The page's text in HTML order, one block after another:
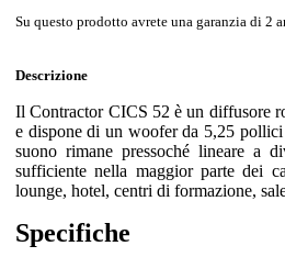
Su questo prodotto avrete una garanzia di 2
Descrizione
Il Contractor CICS 52 è un diffusore
e dispone di un woofer da 5,25
suono rimane pressoché lineare a
sufficiente nella maggior parte dei
lounge, hotel, centri di formazione,
Specifiche